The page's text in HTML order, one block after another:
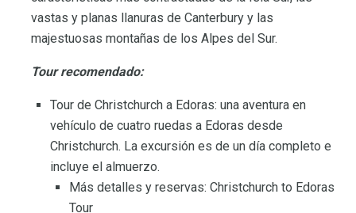
vastas y planas llanuras de Canterbury y las
majestuosas montañas de los Alpes del Sur.
Tour recomendado:
Tour de Christchurch a Edoras: una aventura en
vehículo de cuatro ruedas a Edoras desde
Christchurch. La excursión es de un día completo e
incluye el almuerzo.
Más detalles y reservas: Christchurch to Edoras
Tour